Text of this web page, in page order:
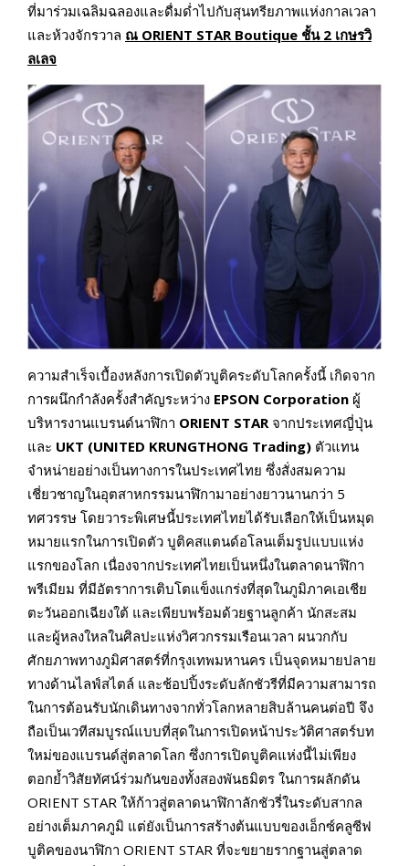
ที่มาร่วมเฉลิมฉลองและดื่มด่ำไปกับสุนทรียภาพแห่งกาลเวลา
และห้วงจักรวาล ณ ORIENT STAR Boutique ชั้น 2 เกษรวิ
ลเลจ
ความสำเร็จเบื้องหลังการเปิดตัวบูติคระดับโลกครั้งนี้ เกิดจาก
การผนึกกำลังครั้งสำคัญระหว่าง EPSON Corporation ผู้
บริหารงานแบรนด์นาฬิกา ORIENT STARจากประเทศญี่ปุ่น
และ UKT (UNITED KRUNGTHONG Trading) ตัวแทน
จำหน่ายอย่างเป็นทางการในประเทศไทย ซึ่งสั่งสมความ
เชี่ยวชาญในอุตสาหกรรมนาฬิกามาอย่างยาวนานกว่า 5
ทศวรรษ โดยวาระพิเศษนี้ประเทศไทยได้รับเลือกให้เป็นหมุด
หมายแรกในการเปิดตัว บูติคสแตนด์อโลนเต็มรูปแบบแห่ง
แรกของโลก เนื่องจากประเทศไทยเป็นหนึ่งในตลาดนาฬิกา
พรีเมียม ที่มีอัตราการเติบโตแข็งแกร่งที่สุดในภูมิภาคเอเชีย
ตะวันออกเฉียงใต้ และเพียบพร้อมด้วยฐานลูกค้า นักสะสม
และผู้หลงใหลในศิลปะแห่งวิศวกรรมเรือนเวลา ผนวกกับ
ศักยภาพทางภูมิศาสตร์ที่กรุงเทพมหานคร เป็นจุดหมายปลาย
ทางด้านไลฟ์สไตล์ และช้อปปิ้งระดับลักชัวรีที่มีความสามารถ
ในการต้อนรับนักเดินทางจากทั่วโลกหลายสิบล้านคนต่อปี จึง
ถือเป็นเวทีสมบูรณ์แบบที่สุดในการเปิดหน้าประวัติศาสตร์บท
ใหม่ของแบรนด์สู่ตลาดโลก ซึ่งการเปิดบูติคแห่งนี้ไม่เพียง
ตอกย้ำวิสัยทัศน์ร่วมกันของทั้งสองพันธมิตร ในการผลักดัน
ORIENT STAR ให้ก้าวสู่ตลาดนาฬิกาลักชัวรี่ในระดับสากล
อย่างเต็มภาคภูมิ แต่ยังเป็นการสร้างต้นแบบของเอ็กซ์คลูซีฟ
บูติคของนาฬิกา ORIENT STAR ที่จะขยายรากฐานสู่ตลาด